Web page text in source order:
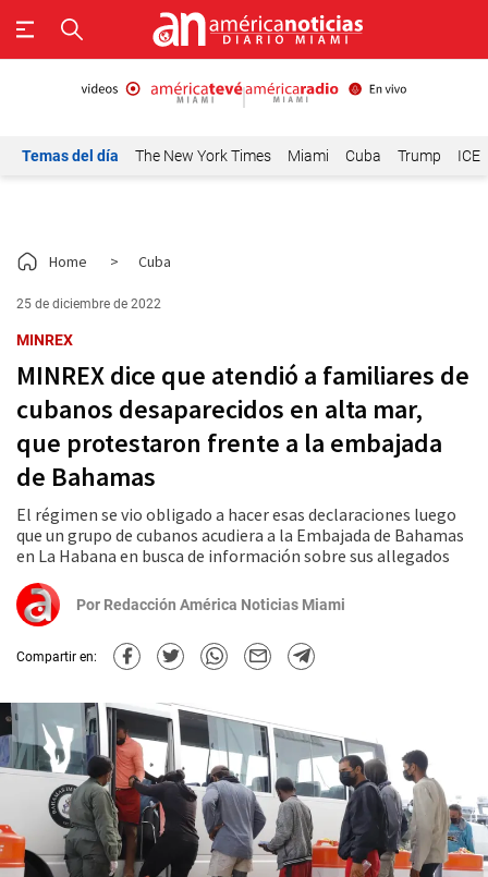
Temas del día The New York Times Miami Cuba Trump ICE
Home > Cuba
25 de diciembre de 2022
MINREX
MINREX dice que atendió a familiares de
cubanos desaparecidos en alta mar,
que protestaron frente a la embajada
de Bahamas
El régimen se vio obligado a hacer esas declaraciones luego
que un grupo de cubanos acudiera a la Embajada de Bahamas
en La Habana en busca de información sobre sus allegados
Por Redacción América Noticias Miami
Compartir en: